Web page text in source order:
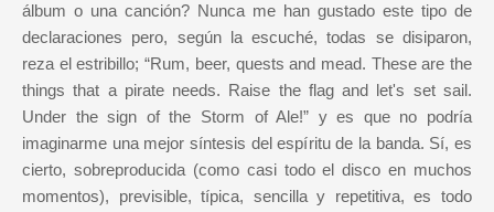
álbum o una canción? Nunca me han gustado este tipo de
declaraciones pero, según la escuché, todas se disiparon,
reza el estribillo; “Rum, beer, quests and mead. These are the
things that a pirate needs. Raise the flag and let's set sail.
Under the sign of the Storm of Ale!” y es que no podría
imaginarme una mejor síntesis del espíritu de la banda. Sí, es
cierto, sobreproducida (como casi todo el disco en muchos
momentos), previsible, típica, sencilla y repetitiva, es todo